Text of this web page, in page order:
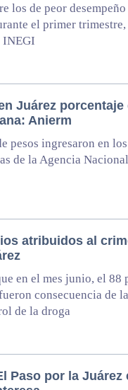
los de peor desempeño
el primer trimestre,
INEGI
Juárez porcentaje
Anierm
pesos ingresaron en
de la Agencia
atribuidos al
en el mes junio, el 88
consecuencia de
de la droga
Paso por la Juárez